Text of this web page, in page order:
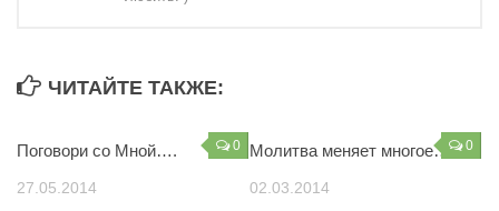
ЧИТАЙТЕ ТАКЖЕ:
0
Поговори со Мной….
27.05.2014
0
Молитва меняет многое…
02.03.2014